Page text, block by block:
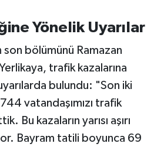
Yönelik Uyarılar
son bölümünü Ramazan
trafik kazalarına
bulundu: "Son iki
vatandaşımızı trafik
Bu kazaların yarısı aşırı
Bayram tatili boyunca 69